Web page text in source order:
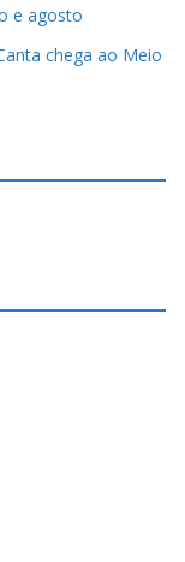
e agosto
chega ao Meio